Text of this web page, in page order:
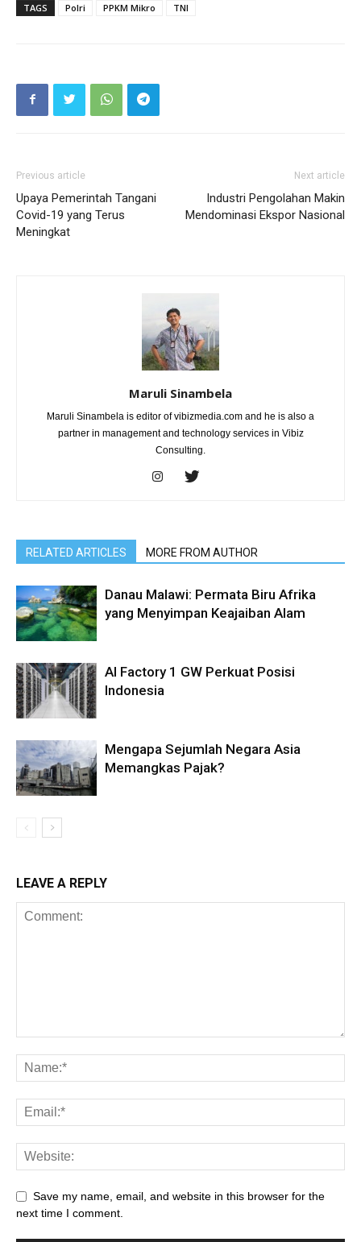
TAGS Polri PPKM Mikro TNI
Previous article
Upaya Pemerintah Tangani
Covid-19 yang Terus
Meningkat
Next article
Industri Pengolahan Makin
Mendominasi Ekspor Nasional
Maruli Sinambela
Maruli Sinambela is editor of vibizmedia.com and he is also a
partner in management and technology services in Vibiz
Consulting.
RELATED ARTICLES MORE FROM AUTHOR
Danau Malawi: Permata Biru Afrika
yang Menyimpan Keajaiban Alam
AI Factory 1 GW Perkuat Posisi
Indonesia
Mengapa Sejumlah Negara Asia
Memangkas Pajak?
LEAVE A REPLY
Save my name, email, and website in this browser for the
next time I comment.